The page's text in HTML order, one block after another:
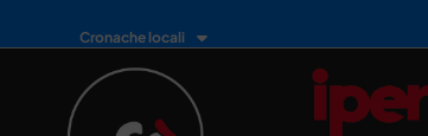
Cronache locali